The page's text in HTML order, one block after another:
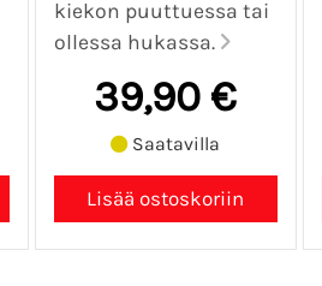
kiekon puuttuessa tai
ollessa hukassa.
39,90 €
Saatavilla